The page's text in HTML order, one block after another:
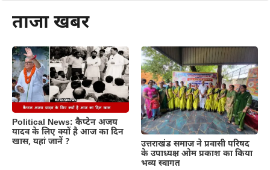
ताजा खबर
Political News: कैप्टेन अजय
यादव के लिए क्यों है आज का दिन
खास, यहां जानें ?
उत्तराखंड समाज ने प्रवासी परिषद
के उपाध्यक्ष ओम प्रकाश का किया
भव्य स्वागत